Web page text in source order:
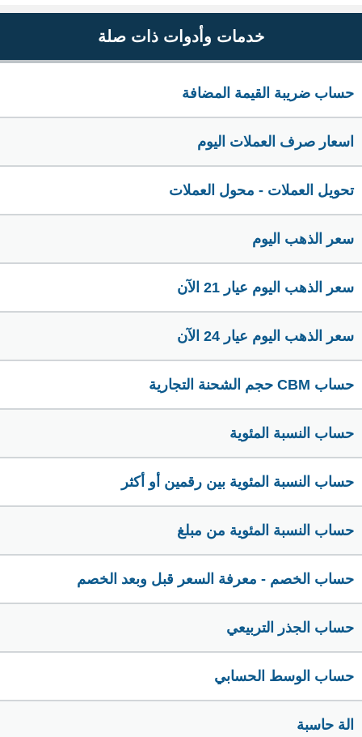
خدمات وأدوات ذات صلة
حساب ضريبة القيمة المضافة
اسعار صرف العملات اليوم
تحويل العملات - محول العملات
سعر الذهب اليوم
سعر الذهب اليوم عيار 21 الآن
سعر الذهب اليوم عيار 24 الآن
حساب CBM حجم الشحنة التجارية
حساب النسبة المئوية
حساب النسبة المئوية بين رقمين أو أكثر
حساب النسبة المئوية من مبلغ
حساب الخصم - معرفة السعر قبل وبعد الخصم
حساب الجذر التربيعي
حساب الوسط الحسابي
الة حاسبة